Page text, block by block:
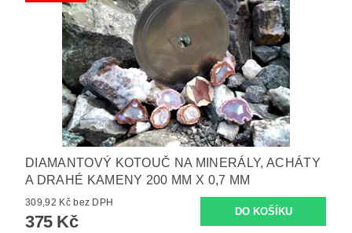
DIAMANTOVÝ KOTOUČ NA MINERÁLY, ACHÁTY
A DRAHÉ KAMENY 200 MM X 0,7 MM
309,92 Kč bez DPH
375 Kč